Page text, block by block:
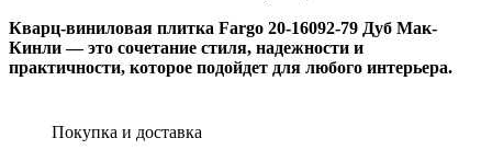
Кварц-виниловая плитка Fargo 20-16092-79 Дуб Мак-
Кинли — это сочетание стиля, надежности и
практичности, которое подойдет для любого интерьера.
Покупка и доставка